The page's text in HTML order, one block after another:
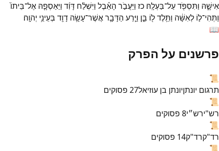
אִישָׁ֑הּ וַתִּסְפֹּ֖דעַל־בַּעְלָֽהּ׃ כז וַיַּעֲבֹ֣ר הָאֵ֗בֶל וַיִּשְׁלַ֨ח דָּוִ֜ד וַיַּאַסְפָ֤הּ אֶל־בֵּיתוֹ֙
וַתְּהִי־ל֣וֹ לְאִשָּׁ֔ה וַתֵּ֥לֶדל֖וֹ בֵּ֑ן וַיֵּ֧רַע הַדָּבָ֛ראֲשֶׁר־עָשָׂ֥ה דָוִ֖ד בְּעֵינֵ֥י יְהוָֽה׃
📖
פרשנים על הפרק
📜
תרגום יונתןיונתן בן עוזיאל27 פסוקים
📜
רש"ירש״י8 פסוקים
📜
רד"קרד"ק14 פסוקים
📜